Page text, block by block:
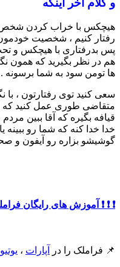
هیچکس با خراب کردن شخص
رفتار کنیم ، شخصیت
پس بدرفتاری با هیچکس و
هم در نظر بگیرید که همون
ها تومن سود به شما برسونه .
سعی کنید توی رفتارتون ، با
متقاضی طوری عمل کنید
قیافه بگیره که آقا ببین
خدا خدا کنه که شما رو
گوشیشو بزاره رو آیفون و
❗️ ❗️ ❗️ آموزش های رایگان
📌 فراملک را در آپارات ،